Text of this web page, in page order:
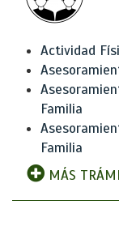
Actividad
Familia
Familia
MÁS